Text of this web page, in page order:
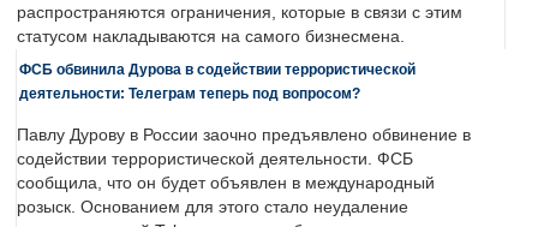
распространяются ограничения, которые в связи с этим
статусом накладываются на самого бизнесмена.
ФСБ обвинила Дурова в содействии террористической
деятельности: Телеграм теперь под вопросом?
Павлу Дурову в России заочно предъявлено обвинение в
содействии террористической деятельности. ФСБ
сообщила, что он будет объявлен в международный
розыск. Основанием для этого стало неудаление